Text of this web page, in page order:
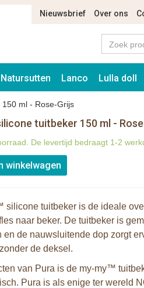
Nieuwsbrief Over ons
Natursutten Lanco Lulla doll
ml - Rose-Grijs
tuitbeker 150 ml -
De levertijd bedraagt 1-2
silicone tuitbeker is de ideale
naar beker. De tuitbeker is
en de nauwsluitende dop zorgt
de deksel.
van Pura is de my-my™
Pura is als enige ter wereld